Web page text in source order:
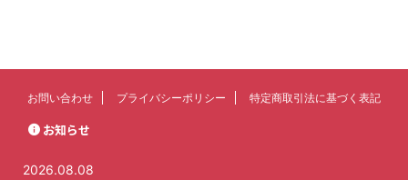
お問い合わせ プライバシーポリシー 特定商取引法に基づく表記
お知らせ
2026.08.08